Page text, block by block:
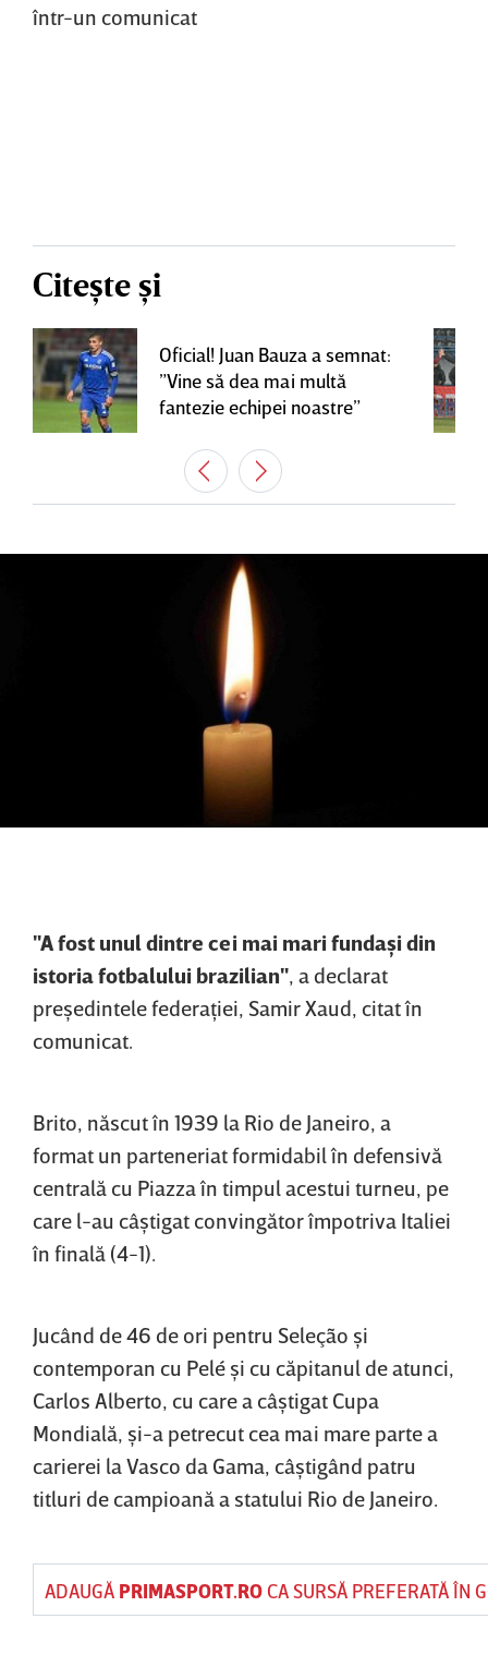
într-un comunicat
Citește și
Oficial! Juan Bauza a semnat:
”Vine să dea mai multă
fantezie echipei noastre”
"A fost unul dintre cei mai mari fundaşi din
istoria fotbalului brazilian", a declarat
preşedintele federaţiei, Samir Xaud, citat în
comunicat.
Brito, născut în 1939 la Rio de Janeiro, a
format un parteneriat formidabil în defensivă
centrală cu Piazza în timpul acestui turneu, pe
care l-au câştigat convingător împotriva Italiei
în finală (4-1).
Jucând de 46 de ori pentru Seleção şi
contemporan cu Pelé şi cu căpitanul de atunci,
Carlos Alberto, cu care a câştigat Cupa
Mondială, şi-a petrecut cea mai mare parte a
carierei la Vasco da Gama, câştigând patru
titluri de campioană a statului Rio de Janeiro.
ADAUGĂ PRIMASPORT.ROCA SURSĂ PREFERATĂ ÎN